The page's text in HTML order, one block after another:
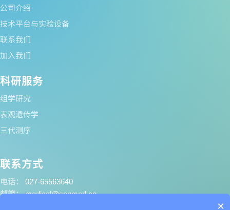
公司介绍
技术平台与实验设备
联系我们
加入我们
科研服务
组学研究
表观遗传学
三代测序
联系方式
电话：
027-65563640
邮箱： medical@seqmed.cn
×